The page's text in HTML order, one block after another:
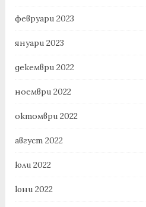
февруари 2023
януари 2023
декември 2022
ноември 2022
октомври 2022
август 2022
юли 2022
юни 2022